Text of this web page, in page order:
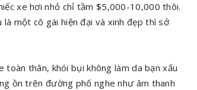
xe hơi nhỏ chỉ tầm $5,000-10,000 thôi.
một cô gái hiện đại và xinh đẹp thì sở
thân, khói bụi không làm da bạn xấu
ồn trên đường phố nghe như âm thanh